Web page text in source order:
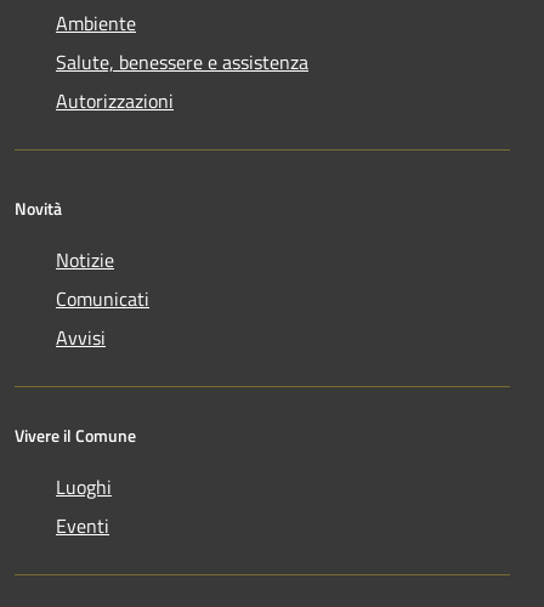
Ambiente
Salute, benessere e assistenza
Autorizzazioni
Novità
Notizie
Comunicati
Avvisi
Vivere il Comune
Luoghi
Eventi